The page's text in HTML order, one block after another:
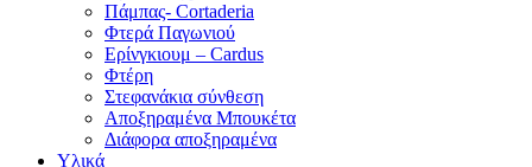
Πάμπας- Cortaderia
Φτερά Παγωνιού
Ερίνγκιουμ – Cardus
Φτέρη
Στεφανάκια σύνθεση
Αποξηραμένα Μπουκέτα
Διάφορα αποξηραμένα
Υλικά